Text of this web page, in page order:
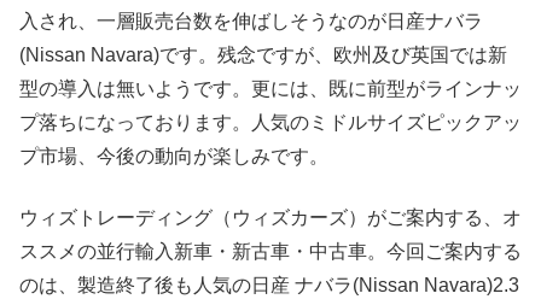
入され、一層販売台数を伸ばしそうなのが日産ナバラ
(Nissan Navara)です。残念ですが、欧州及び英国では新
型の導入は無いようです。更には、既に前型がラインナッ
プ落ちになっております。人気のミドルサイズピックアッ
プ市場、今後の動向が楽しみです。
ウィズトレーディング（ウィズカーズ）がご案内する、オ
ススメの並行輸入新車・新古車・中古車。今回ご案内する
のは、製造終了後も人気の日産 ナバラ(Nissan Navara)2.3